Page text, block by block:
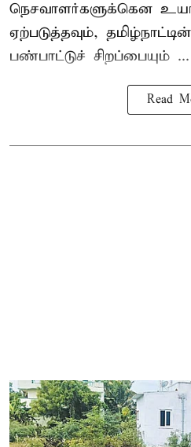
நெசவாளர்களுக்கென
ஏற்படுத்தவும்,
பண்பாட்டுச் சிறப்பையும் ...
Read